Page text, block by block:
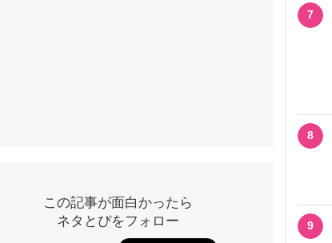
この記事が面白かったら
ネタとぴをフォロー
7
8
9